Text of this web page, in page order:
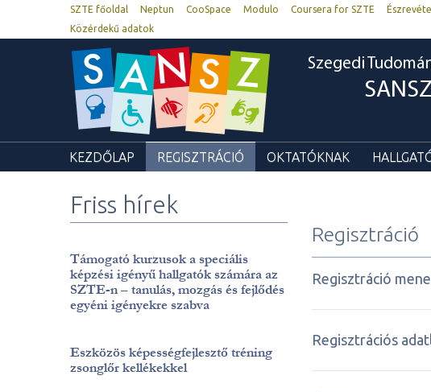
SZTE főoldal Neptun CooSpace Modulo Coursera for SZTE
Közérdekű adatok
Szegedi
KEZDŐLAP REGISZTRÁCIÓ OKTATÓKNAK
Friss hírek
Támogató kurzusok a speciális
képzési igényű hallgatók számára az
SZTE-n – tanulás, mozgás és fejlődés
egyéni igényekre szabva
Eszközös képességfejlesztő tréning
zsonglőr kellékekkel
Regisztráció
Regisztráció
Regisztrációs